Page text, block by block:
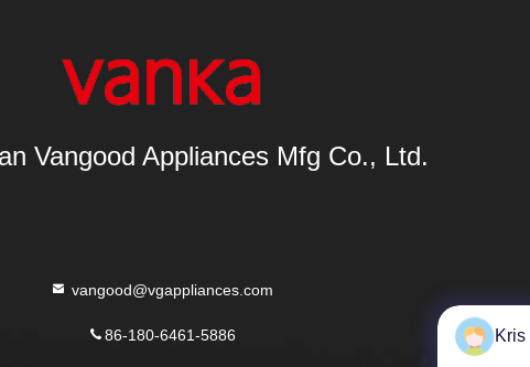
Vangood Appliances Mfg Co., Ltd.
vangood@vgappliances.com
86-180-6461-5886 Kris